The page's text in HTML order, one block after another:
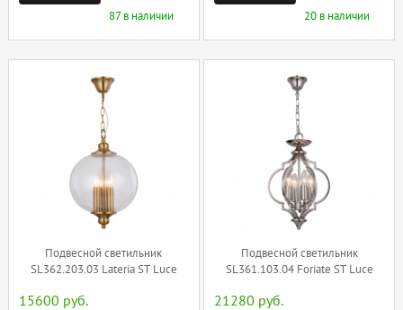
87 в наличии
20 в наличии
Подвесной светильник
SL362.203.03 Lateria ST Luce
15600 руб.
Подвесной светильник
SL361.103.04 Foriate ST Luce
21280 руб.